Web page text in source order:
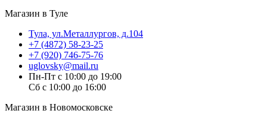
Магазин в Туле
Тула, ул.Металлургов, д.104
+7 (4872) 58-23-25
+7 (920) 746-75-76
uglovsky@mail.ru
Пн-Пт с 10:00 до 19:00
Сб с 10:00 до 16:00
Магазин в Новомосковске